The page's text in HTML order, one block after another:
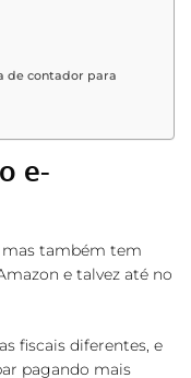
de contador para
e-
mas também tem
e talvez até no
fiscais diferentes, e
pagando mais